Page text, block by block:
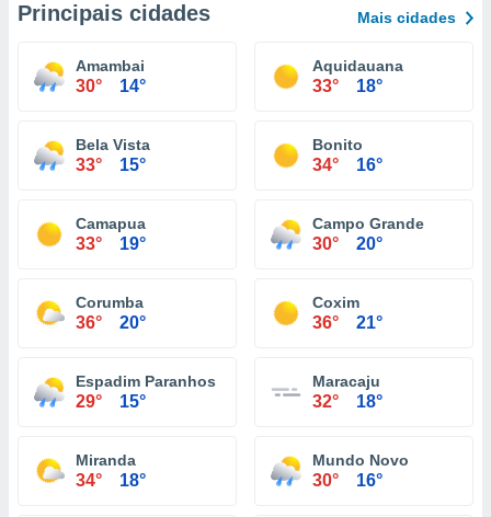
Principais cidades Mais cidades
Amambai
30° 14°
Aquidauana
33° 18°
Bela Vista
33° 15°
Bonito
34° 16°
Camapua
33° 19°
Campo Grande
30° 20°
Corumba
36° 20°
Coxim
36° 21°
Espadim Paranhos
29° 15°
Maracaju
32° 18°
Miranda
34° 18°
Mundo Novo
30° 16°